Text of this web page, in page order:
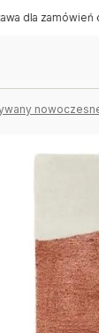
zamówień od